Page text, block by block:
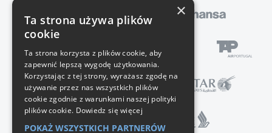
×
Ta strona używa plików
cookie
Ta strona korzysta z plików cookie, aby
zapewnić lepszą wygodę użytkowania.
Korzystając z tej strony, wyrażasz zgodę na
używanie przez nas wszystkich plików
cookie zgodnie z warunkami naszej polityki
plików cookie. Dowiedz się więcej
POKAŻ WSZYSTKICH PARTNERÓW